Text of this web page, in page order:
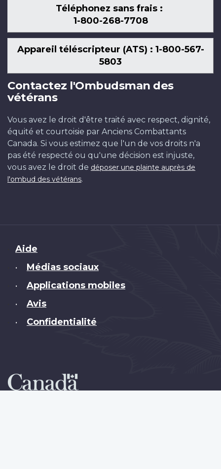
Téléphonez sans frais :
1-800-268-7708
Appareil téléscripteur (ATS) : 1-800-567-
5803
Contactez l'Ombudsman des
vétérans
Vous avez le droit d'être traité avec respect, dignité,
équité et courtoisie par Anciens Combattants
Canada. Si vous estimez que l'un de vos droits n'a
pas été respecté ou qu'une décision est injuste,
vous avez le droit de déposer une plainte auprès de
l'ombud des vétérans.
Brand
Aide
• Médias sociaux
• Applications mobiles
• Avis
• Confidentialité